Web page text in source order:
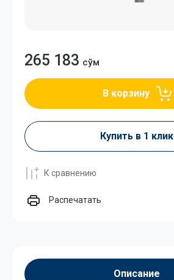
265 183 сўм
В корзину
Купить в 1 клик
К сравнению
Распечатать
Описание